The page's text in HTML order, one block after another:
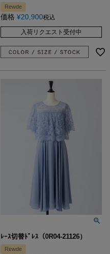
Rewde
価格 ¥20,900税込
入荷リクエスト受付中
ﾚｰｽ切替ﾄﾞﾚｽ（0R04-21126）
Rewde